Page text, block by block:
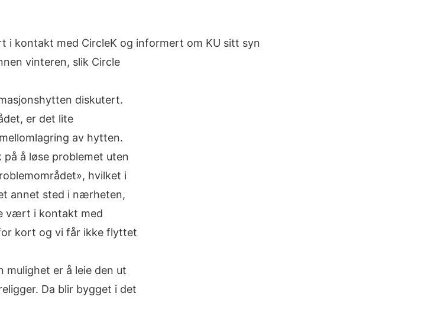
kontakt med CircleK og informert om KU sitt syn
vinteren, slik Circle
diskutert.
er det lite
av hytten.
å løse problemet uten
hvilket i
annet sted i nærheten,
vært i kontakt med
kort og vi får ikke flyttet
mulighet er å leie den ut
Da blir bygget i det